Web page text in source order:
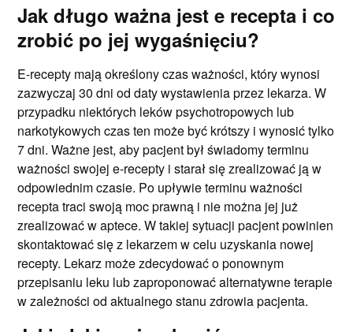
Jak długo ważna jest e recepta i co
zrobić po jej wygaśnięciu?
E-recepty mają określony czas ważności, który wynosi
zazwyczaj 30 dni od daty wystawienia przez lekarza. W
przypadku niektórych leków psychotropowych lub
narkotykowych czas ten może być krótszy i wynosić tylko
7 dni. Ważne jest, aby pacjent był świadomy terminu
ważności swojej e-recepty i starał się zrealizować ją w
odpowiednim czasie. Po upływie terminu ważności
recepta traci swoją moc prawną i nie można jej już
zrealizować w aptece. W takiej sytuacji pacjent powinien
skontaktować się z lekarzem w celu uzyskania nowej
recepty. Lekarz może zdecydować o ponownym
przepisaniu leku lub zaproponować alternatywne terapie
w zależności od aktualnego stanu zdrowia pacjenta.